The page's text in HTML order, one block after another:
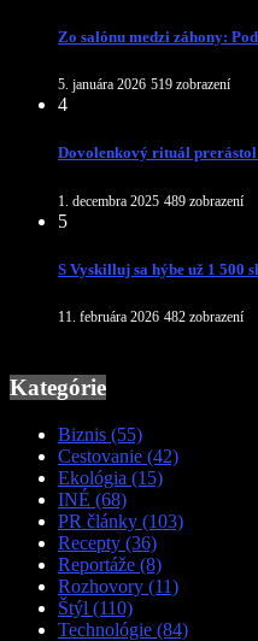
Zo salónu medzi záhony:
5. januára 2026 519 zobrazení
4
Dovolenkový rituál prerástol
1. decembra 2025 489 zobrazení
5
S Vyskilluj sa hýbe už 1 500
11. februára 2026 482 zobrazení
Kategórie
Biznis (55)
Cestovanie (42)
Ekológia (15)
INÉ (68)
PR články (103)
Recepty (36)
Reportáže (8)
Rozhovory (11)
Štýl (110)
Technológie (84)